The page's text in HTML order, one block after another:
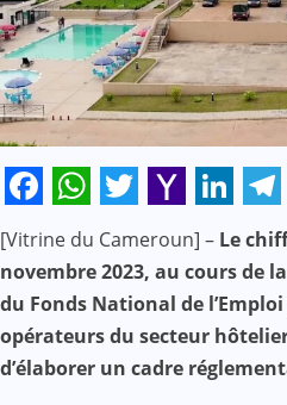
Facebook
WhatsApp
Twitter
Yahoo
Mail
[Vitrine du Cameroun] – Le
novembre 2023, au cours de
du Fonds National de
opérateurs du secteur
d’élaborer un cadre